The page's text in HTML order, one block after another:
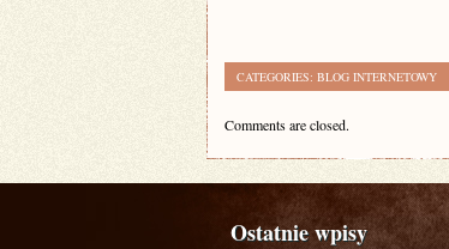
CATEGORIES: BLOG INTERNETOWY
Comments are closed.
Ostatnie wpisy